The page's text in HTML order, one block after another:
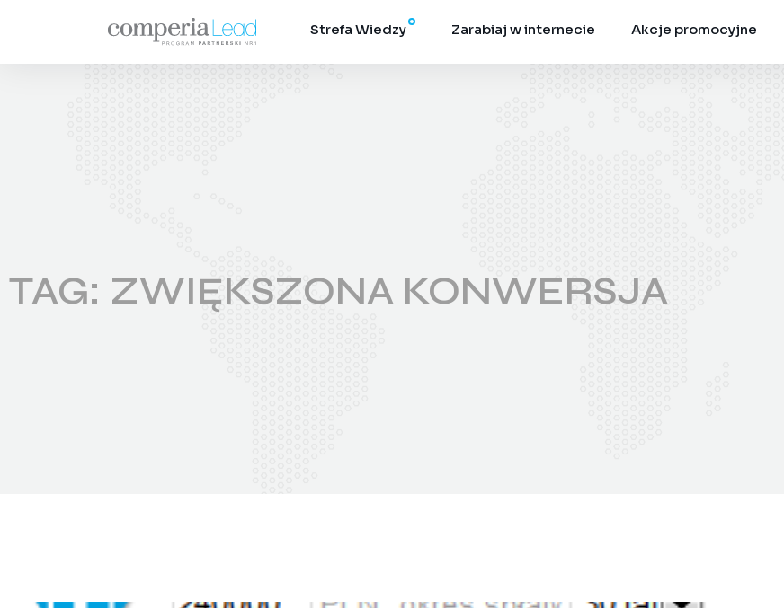
Strefa Wiedzy Zarabiaj w internecie Akcje promocyjne
TAG: ZWIĘKSZONA KONWERSJA